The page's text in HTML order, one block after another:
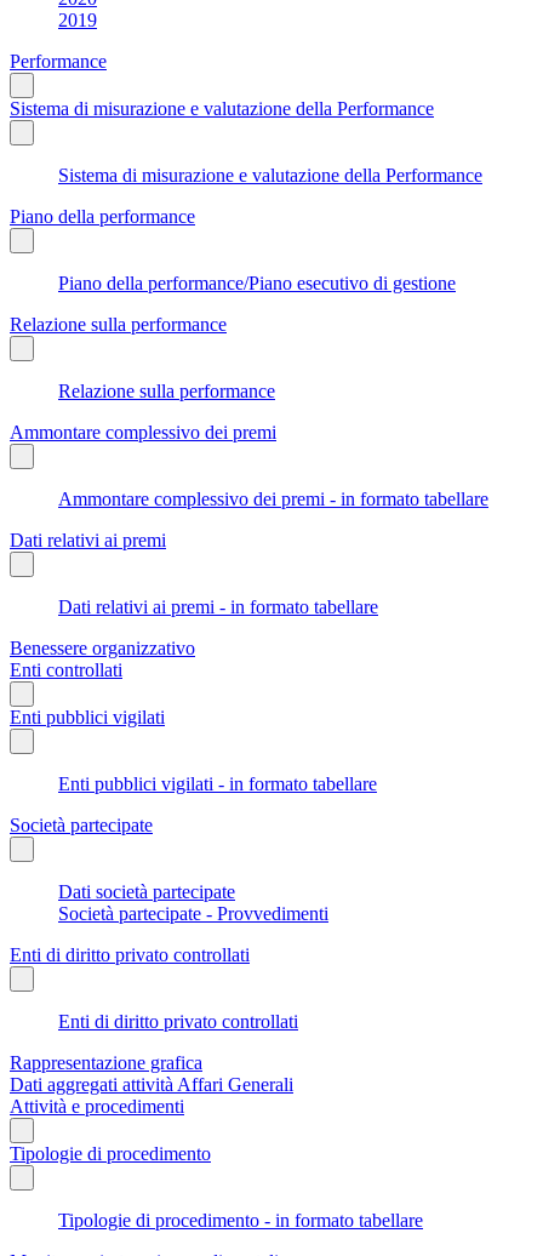
2019
Performance
Sistema di misurazione e valutazione della Performance
Sistema di misurazione e valutazione della Performance
Piano della performance
Piano della performance/Piano esecutivo di gestione
Relazione sulla performance
Relazione sulla performance
Ammontare complessivo dei premi
Ammontare complessivo dei premi - in formato tabellare
Dati relativi ai premi
Dati relativi ai premi - in formato tabellare
Benessere organizzativo
Enti controllati
Enti pubblici vigilati
Enti pubblici vigilati - in formato tabellare
Società partecipate
Dati società partecipate
Società partecipate - Provvedimenti
Enti di diritto privato controllati
Enti di diritto privato controllati
Rappresentazione grafica
Dati aggregati attività Affari Generali
Attività e procedimenti
Tipologie di procedimento
Tipologie di procedimento - in formato tabellare